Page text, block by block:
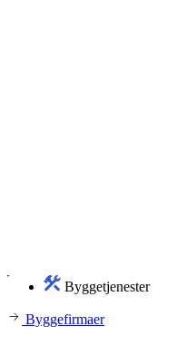
Byggetjenester
Byggefirmaer